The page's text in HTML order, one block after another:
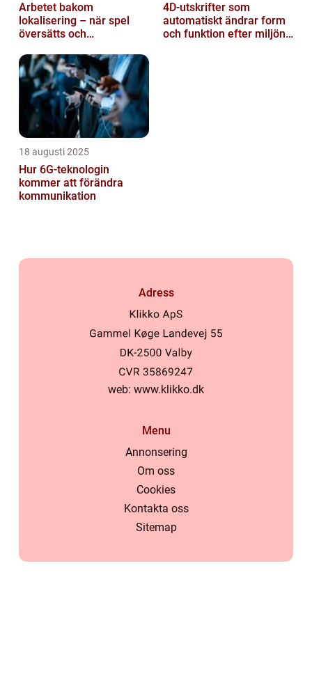
Arbetet bakom
lokalisering – när spel
översätts och
4D-utskrifter som
automatiskt ändrar form
och funktion efter miljöns
18 augusti 2025
Hur 6G-teknologin
kommer att förändra
kommunikation
Adress
web: www.klikko.dk
Menu
Annonsering
Om oss
Cookies
Kontakta oss
Sitemap